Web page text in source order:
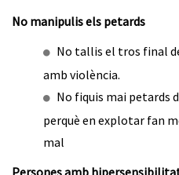
No manipulis els petards
No tallis el tros final
amb violència.
No fiquis mai petards
perquè en explotar fan
mal
Persones amb